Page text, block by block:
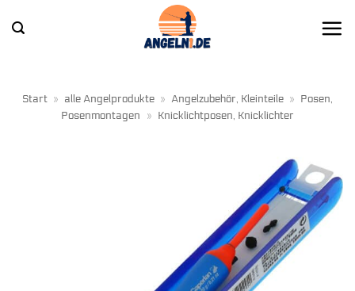
Inhalt
Start » alle Angelprodukte » Angelzubehör, Kleinteile » Posen,
Posenmontagen
» Knicklichtposen, Knicklichter